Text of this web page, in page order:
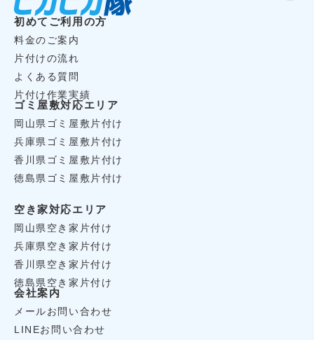
初めてご利用の方
料金のご案内
片付けの流れ
よくある質問
片付け作業実績
ゴミ屋敷対応エリア
岡山県ゴミ屋敷片付け
兵庫県ゴミ屋敷片付け
香川県ゴミ屋敷片付け
徳島県ゴミ屋敷片付け
空き家対応エリア
岡山県空き家片付け
兵庫県空き家片付け
香川県空き家片付け
徳島県空き家片付け
会社案内
メールお問い合わせ
LINEお問い合わせ